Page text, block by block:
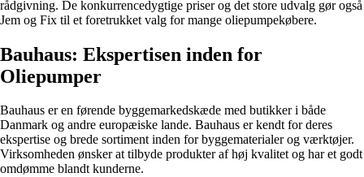
rådgivning. De konkurrencedygtige priser og det store udvalg gør også
Jem og Fix til et foretrukket valg for mange oliepumpekøbere.
Bauhaus: Ekspertisen inden for
Oliepumper
Bauhaus er en førende byggemarkedskæde med butikker i både
Danmark og andre europæiske lande. Bauhaus er kendt for deres
ekspertise og brede sortiment inden for byggematerialer og værktøjer.
Virksomheden ønsker at tilbyde produkter af høj kvalitet og har et godt
omdømme blandt kunderne.